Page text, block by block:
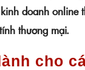
doanh online
thương mại.
cho